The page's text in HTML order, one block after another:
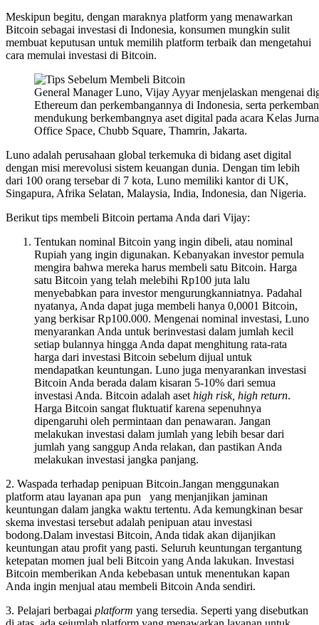
Meskipun begitu, dengan maraknya platform yang menawarkan
Bitcoin sebagai investasi di Indonesia, konsumen mungkin sulit
membuat keputusan untuk memilih platform terbaik dan mengetahui
cara memulai investasi di Bitcoin.
General Manager Luno, Vijay Ayyar menjelaskan mengenai
Ethereum dan perkembangannya di Indonesia, serta
mendukung berkembangnya aset digital pada acara Kelas
Office Space, Chubb Square, Thamrin, Jakarta.
Luno adalah perusahaan global terkemuka di bidang aset digital
dengan misi merevolusi sistem keuangan dunia. Dengan tim lebih
dari 100 orang tersebar di 7 kota, Luno memiliki kantor di UK,
Singapura, Afrika Selatan, Malaysia, India, Indonesia, dan Nigeria.
Berikut tips membeli Bitcoin pertama Anda dari Vijay:
Tentukan nominal Bitcoin yang ingin dibeli, atau nominal
Rupiah yang ingin digunakan. Kebanyakan investor pemula
mengira bahwa mereka harus membeli satu Bitcoin. Harga
satu Bitcoin yang telah melebihi Rp100 juta lalu
menyebabkan para investor mengurungkanniatnya. Padahal
nyatanya, Anda dapat juga membeli hanya 0,0001 Bitcoin,
yang berkisar Rp100.000. Mengenai nominal investasi, Luno
menyarankan Anda untuk berinvestasi dalam jumlah kecil
setiap bulannya hingga Anda dapat menghitung rata-rata
harga dari investasi Bitcoin sebelum dijual untuk
mendapatkan keuntungan. Luno juga menyarankan investasi
Bitcoin Anda berada dalam kisaran 5-10% dari semua
investasi Anda. Bitcoin adalah aset high risk, high return.
Harga Bitcoin sangat fluktuatif karena sepenuhnya
dipengaruhi oleh permintaan dan penawaran. Jangan
melakukan investasi dalam jumlah yang lebih besar dari
jumlah yang sanggup Anda relakan, dan pastikan Anda
melakukan investasi jangka panjang.
2. Waspada terhadap penipuan Bitcoin.Jangan menggunakan
platform atau layanan apa pun yang menjanjikan jaminan
keuntungan dalam jangka waktu tertentu. Ada kemungkinan besar
skema investasi tersebut adalah penipuan atau investasi
bodong.Dalam investasi Bitcoin, Anda tidak akan dijanjikan
keuntungan atau profit yang pasti. Seluruh keuntungan tergantung
ketepatan momen jual beli Bitcoin yang Anda lakukan. Investasi
Bitcoin memberikan Anda kebebasan untuk menentukan kapan
Anda ingin menjual atau membeli Bitcoin Anda sendiri.
3. Pelajari berbagai platform yang tersedia. Seperti yang disebutkan